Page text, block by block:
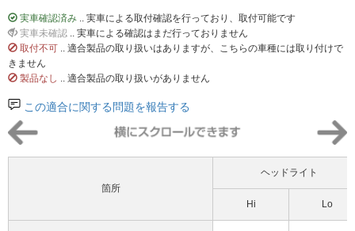
実車確認済み .. 実車による取付確認を行っており、取付可能です
実車未確認 .. 実車による確認はまだ行っておりません
取付不可 .. 適合製品の取り扱いはありますが、こちらの車種には取り付けで
きません
製品なし .. 適合製品の取り扱いがありません
この適合に関する問題を報告する
箇所
ヘッドライト
Hi Lo